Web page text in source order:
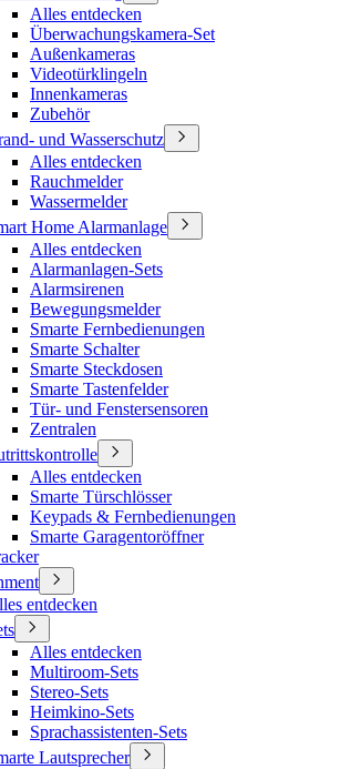
Alles entdecken
Überwachungskamera-Set
Außenkameras
Videotürklingeln
Innenkameras
Zubehör
und Wasserschutz
Alles entdecken
Rauchmelder
Wassermelder
Home Alarmanlage
Alles entdecken
Alarmanlagen-Sets
Alarmsirenen
Bewegungsmelder
Smarte Fernbedienungen
Smarte Schalter
Smarte Steckdosen
Smarte Tastenfelder
Tür- und Fenstersensoren
Zentralen
Alles entdecken
Smarte Türschlösser
Keypads & Fernbedienungen
Smarte Garagentoröffner
entdecken
Alles entdecken
Multiroom-Sets
Stereo-Sets
Heimkino-Sets
Sprachassistenten-Sets
Lautsprecher